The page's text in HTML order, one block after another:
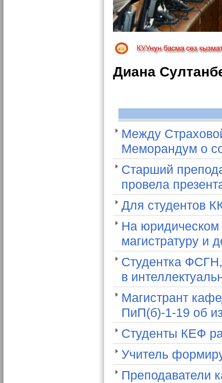
Диана
Между
Меморандум о
Старший
провела
Для студентов
На юридическом
магистратуру и
Студентка
в
Магистрант
ПиП(б)-1-19 об
Студенты КЕФ
Учитель
Преподаватели